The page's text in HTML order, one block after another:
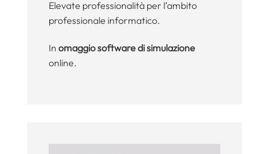
Elevate professionalità per l’ambito
professionale informatico.
In omaggio software di simulazione
online.